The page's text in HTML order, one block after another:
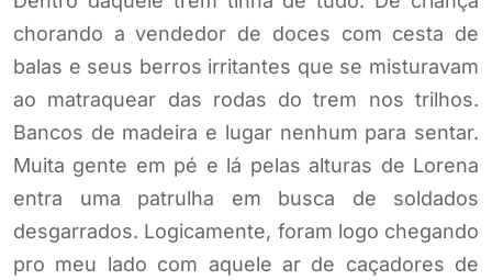
chorando a vendedor de doces com cesta de
balas e seus berros irritantes que se misturavam
ao matraquear das rodas do trem nos trilhos.
Bancos de madeira e lugar nenhum para sentar.
Muita gente em pé e lá pelas alturas de Lorena
entra uma patrulha em busca de soldados
desgarrados. Logicamente, foram logo chegando
pro meu lado com aquele ar de caçadores de